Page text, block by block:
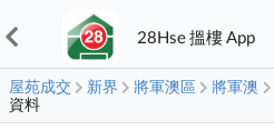
28Hse 搵樓 App
屋苑成交 新界 將軍澳區 將軍澳
資料